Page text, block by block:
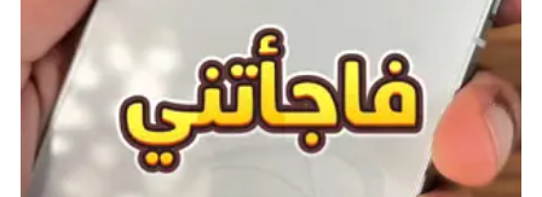
شامل للمنزل، لكن ألم يخبرهم أحد أنه يمكنهم القيام
بالأمرين معًا؟!
هذا لا يعني أن بعض الألعاب لا تستحق الإشادة -وهناك
الكثير مما يمكن الإعجاب به في لعبة Dead Rising 3 من
شركة Capcom- لكن إذا كانت أفضل لعبة حصرية تمتلكها